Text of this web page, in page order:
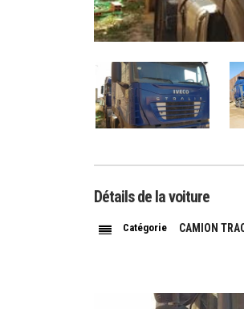
Détails de la voiture
Catégorie CAMION